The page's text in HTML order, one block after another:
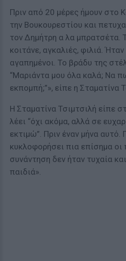
Πριν από 20 μέρες ήμουν στο
την Βουκουρεστίου και
τον Δημήτρη α λα μπρατσέτα.
κοιτάνε, αγκαλιές, φιλιά.
αγαπημένοι. Το βράδυ της
“Μαριάντα μου όλα καλά; Να
εκπομπή;”», είπε η Σταματίνα
Η Σταματίνα Τσιμτσιλή είπε
λέει “όχι ακόμα, αλλά σε
εκτιμώ”. Πριν έναν μήνα αυτό.
κυκλοφορήσει πια επίσημα οι
συνάντηση δεν ήταν τυχαία
παιδιά».